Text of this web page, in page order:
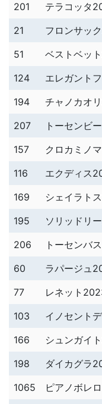
201
テラコッタ
21
フロンサッ
51
ベストベッ
124
エレガント
194
チャノカオ
207
トーセンビ
157
クロカミノ
116
エクディス
169
シェイラト
195
ソリッドリ
206
トーセンバ
60
ラパージュ
77
レネット
103
イノセント
166
シュンガイ
198
ダイカグラ
1065
ピアノボレ